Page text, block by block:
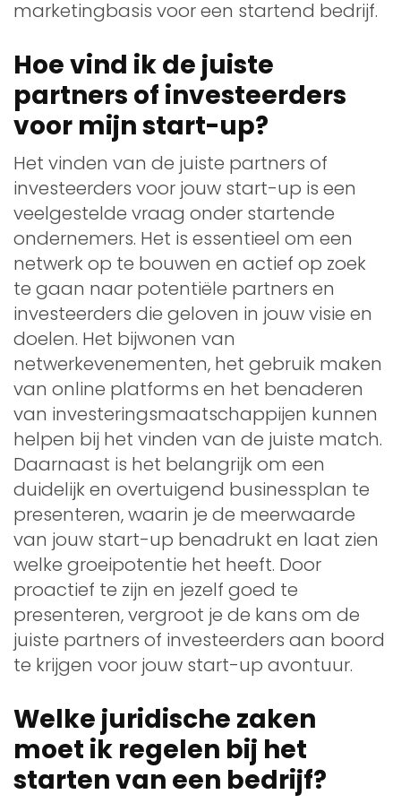
marketingbasis voor een startend bedrijf.
Hoe vind ik de juiste
partners of investeerders
voor mijn start-up?
Het vinden van de juiste partners of
investeerders voor jouw start-up is een
veelgestelde vraag onder startende
ondernemers. Het is essentieel om een
netwerk op te bouwen en actief op zoek
te gaan naar potentiële partners en
investeerders die geloven in jouw visie en
doelen. Het bijwonen van
netwerkevenementen, het gebruik maken
van online platforms en het benaderen
van investeringsmaatschappijen kunnen
helpen bij het vinden van de juiste match.
Daarnaast is het belangrijk om een
duidelijk en overtuigend businessplan te
presenteren, waarin je de meerwaarde
van jouw start-up benadrukt en laat zien
welke groeipotentie het heeft. Door
proactief te zijn en jezelf goed te
presenteren, vergroot je de kans om de
juiste partners of investeerders aan boord
te krijgen voor jouw start-up avontuur.
Welke juridische zaken
moet ik regelen bij het
starten van een bedrijf?